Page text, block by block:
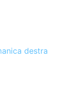
destra